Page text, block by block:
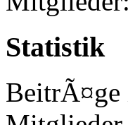
Statistik
BeitrÃ¤ge